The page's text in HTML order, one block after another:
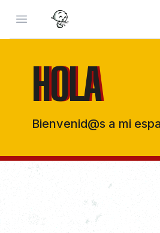
Open menu
HOLA
HOLA
Bienvenid@s a mi